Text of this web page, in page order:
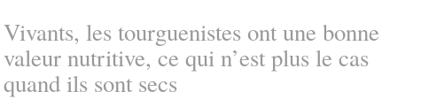
Vivants, les tourguenistes ont une bonne
valeur nutritive, ce qui n’est plus le cas
quand ils sont secs